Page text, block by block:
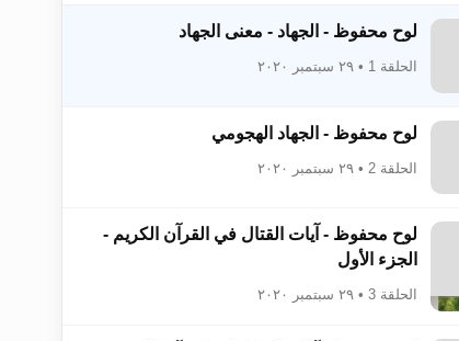
لوح محفوظ - الجهاد - معنى الجهاد
الحلقة 1 • ٢٩ سبتمبر ٢٠٢٠
لوح محفوظ - الجهاد الهجومي
الحلقة 2 • ٢٩ سبتمبر ٢٠٢٠
لوح محفوظ - آيات القتال في القرآن الكريم -
الجزء الأول
الحلقة 3 • ٢٩ سبتمبر ٢٠٢٠